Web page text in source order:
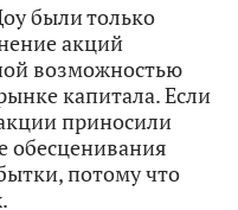
были только
акций
возможностью
капитала. Если
приносили
обесценивания
потому что